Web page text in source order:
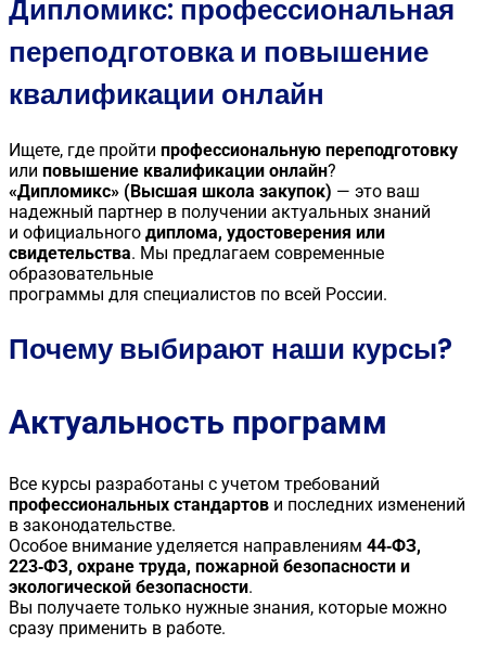
Дипломикс: профессиональная
переподготовка и повышение
квалификации онлайн
Ищете, где пройти профессиональную переподготовку
или повышение квалификации онлайн?
«Дипломикс» (Высшая школа закупок) — это ваш
надежный партнер в получении актуальных знаний
и официального диплома, удостоверения или
свидетельства. Мы предлагаем современные
образовательные
программы для специалистов по всей России.
Почему выбирают наши курсы?
Актуальность программ
Все курсы разработаны с учетом требований
профессиональных стандартов и последних изменений
в законодательстве.
Особое внимание уделяется направлениям 44‑ФЗ,
223‑ФЗ, охране труда, пожарной безопасности и
экологической безопасности.
Вы получаете только нужные знания, которые можно
сразу применить в работе.